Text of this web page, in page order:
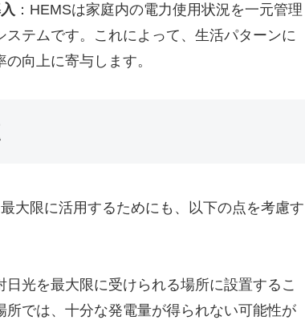
：HEMSは家庭内の電力使用状況を一元管理
テムです。これによって、生活パターンに
向上に寄与します。
大限に活用するためにも、以下の点を考慮す
日光を最大限に受けられる場所に設置するこ
では、十分な発電量が得られない可能性が